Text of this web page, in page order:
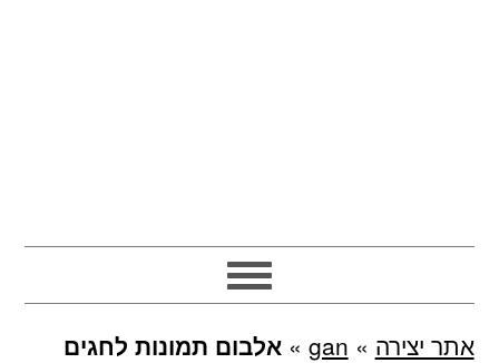
אתר יצירה »
gan
»אלבום תמונות לחגים